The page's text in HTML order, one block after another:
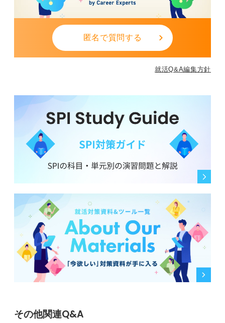
匿名で質問する
就活Q&A編集方針
その他関連Q&A